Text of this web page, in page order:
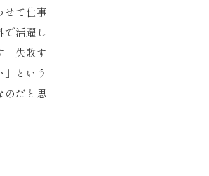
せて仕事
活躍し
。失敗す
という
のだと思